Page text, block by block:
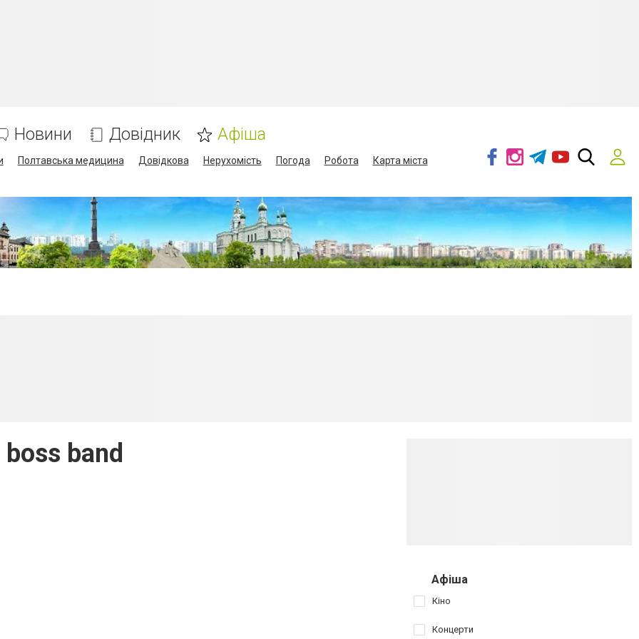
Новини Довідник Афіша
Полтавська медицина Довідкова Нерухомість Погода Робота Карта міста
band
Афіша
Кіно
Концерти